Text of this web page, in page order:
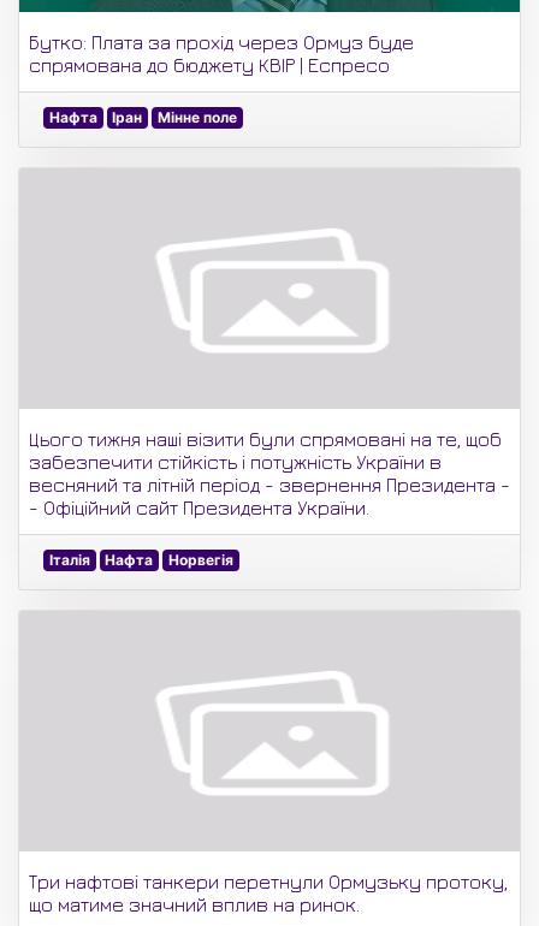
Бутко: Плата за прохід через Ормуз буде
спрямована до бюджету КВІР | Еспресо
Нафта Іран Мінне поле
Цього тижня наші візити були спрямовані на те, щоб
забезпечити стійкість і потужність України в
весняний та літній період - звернення Президента -
- Офіційний сайт Президента України.
Італія Нафта Норвегія
Три нафтові танкери перетнули Ормузьку протоку,
що матиме значний вплив на ринок.